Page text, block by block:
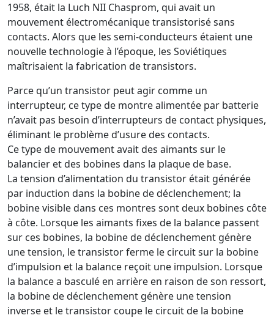
1958, était la Luch NII Chasprom, qui avait un
mouvement électromécanique transistorisé sans
contacts. Alors que les semi-conducteurs étaient une
nouvelle technologie à l’époque, les Soviétiques
maîtrisaient la fabrication de transistors.
Parce qu’un transistor peut agir comme un
interrupteur, ce type de montre alimentée par batterie
n’avait pas besoin d’interrupteurs de contact physiques,
éliminant le problème d’usure des contacts.
Ce type de mouvement avait des aimants sur le
balancier et des bobines dans la plaque de base.
La tension d’alimentation du transistor était générée
par induction dans la bobine de déclenchement; la
bobine visible dans ces montres sont deux bobines côte
à côte. Lorsque les aimants fixes de la balance passent
sur ces bobines, la bobine de déclenchement génère
une tension, le transistor ferme le circuit sur la bobine
d’impulsion et la balance reçoit une impulsion. Lorsque
la balance a basculé en arrière en raison de son ressort,
la bobine de déclenchement génère une tension
inverse et le transistor coupe le circuit de la bobine